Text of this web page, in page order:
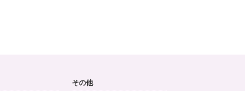
その他